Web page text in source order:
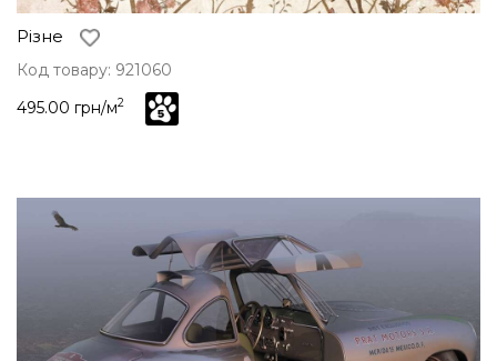
Різне
Код товару: 921060
495.00 грн/м2